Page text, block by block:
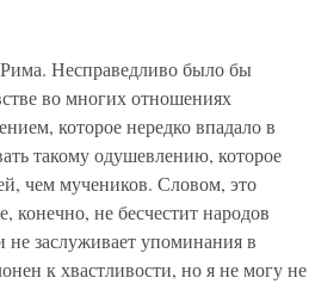
Рима. Несправедливо было бы
во многих отношениях
которое нередко впадало в
такому одушевлению, которое
чем мучеников. Словом, это
конечно, не бесчестит народов
заслуживает упоминания в
к хвастливости, но я не могу не